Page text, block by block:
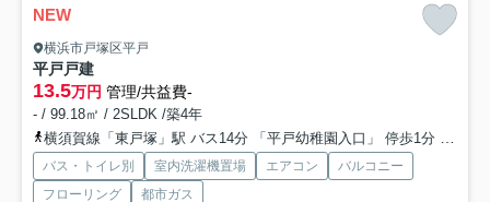
NEW
横浜市戸塚区平戸
平戸戸建
13.5万円 管理/共益費-
- / 99.18㎡ / 2SLDK /築4年
横須賀線「東戸塚」駅 バス14分 「平戸幼稚園入口」 停歩1分
バス・トイレ別 室内洗濯機置場 エアコン
バルコニー
フローリング
都市ガス